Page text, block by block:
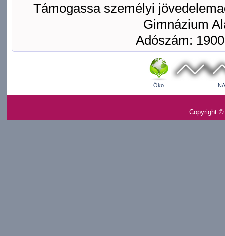
Támogassa személyi
Gimnázium
Adószám:
Öko
Copyright